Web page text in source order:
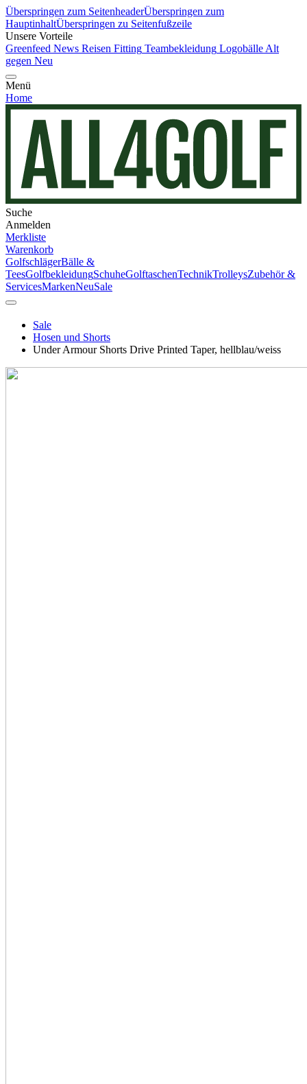
Überspringen zum SeitenheaderÜberspringen zum
HauptinhaltÜberspringen zu Seitenfußzeile
Unsere Vorteile
Greenfeed News Reisen Fitting Teambekleidung Logobälle Alt
gegen Neu
Menü
Home
Suche
Anmelden
Merkliste
Warenkorb
GolfschlägerBälle &
TeesGolfbekleidungSchuheGolftaschenTechnikTrolleysZubehör &
ServicesMarkenNeuSale
Sale
Hosen und Shorts
Under Armour Shorts Drive Printed Taper, hellblau/weiss